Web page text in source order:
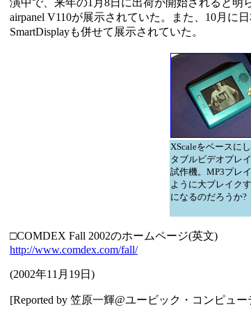
演中で、来年の1月8日に出荷が開始されると明
airpanel V110が展示されていた。また、10月に
SmartDisplayも併せて展示されていた。
XScaleをベースに
タブルビデオプレ
試作機。MP3プレ
ように大ブレイク
になるのだろうか?
□COMDEX Fall 2002のホームページ(英文)
http://www.comdex.com/fall/
(2002年11月19日 )
[Reported by 笠原一輝@ユービック・コンピュ